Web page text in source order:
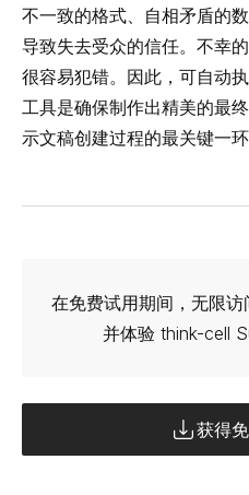
不一致的格式、自相矛盾的
导致失去受众的信任。不幸
很容易犯错。因此，可自动
工具是确保制作出精美的最
示文稿创建过程的最关键一
在免费试用期间，无限
并体验 think-cell
获得